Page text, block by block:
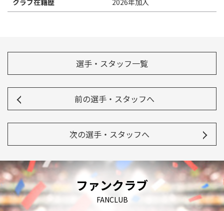
クラブ在籍歴
2026年加入
選手・スタッフ一覧
前の選手・スタッフへ
次の選手・スタッフへ
ファンクラブ
FANCLUB